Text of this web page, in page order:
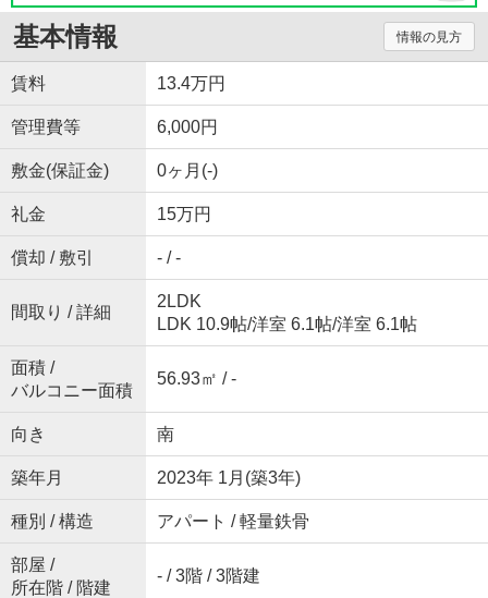
基本情報 情報の見方
賃料 13.4万円
管理費等 6,000円
敷金(保証金) 0ヶ月(-)
礼金 15万円
償却 / 敷引 - / -
間取り / 詳細
2LDK
LDK 10.9帖/洋室 6.1帖/洋室 6.1帖
面積 /
バルコニー面積
56.93㎡ / -
向き 南
築年月 2023年 1月(築3年)
種別 / 構造 アパート / 軽量鉄骨
部屋 /
所在階 / 階建
- / 3階 / 3階建